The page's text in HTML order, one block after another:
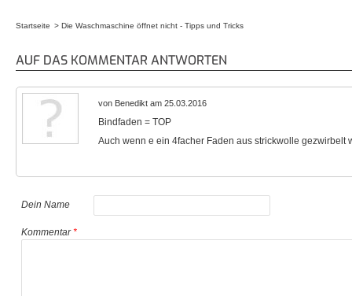
Startseite Die Waschmaschine öffnet nicht - Tipps und Tricks
AUF DAS KOMMENTAR ANTWORTEN
von Benedikt am 25.03.2016
Bindfaden = TOP
Auch wenn e ein 4facher Faden aus strickwolle gezwirbelt
Dein Name
Kommentar*